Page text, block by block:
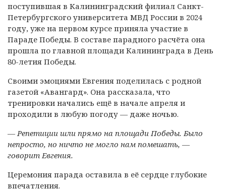
поступившая в Калининградский филиал Санкт-
Петербургского университета МВД России в 2024
году, уже на первом курсе приняла участие в
Параде Победы. В составе парадного расчёта она
прошла по главной площади Калининграда в День
80-летия Победы.
Своими эмоциями Евгения поделилась с родной
газетой «Авангард». Она рассказала, что
тренировки начались ещё в начале апреля и
проходили в любую погоду — даже ночью.
— Репетиции шли прямо на площади Победы. Было
непросто, но ничто не могло нам помешать, —
говорит Евгения.
Церемония парада оставила в её сердце глубокие
впечатления.